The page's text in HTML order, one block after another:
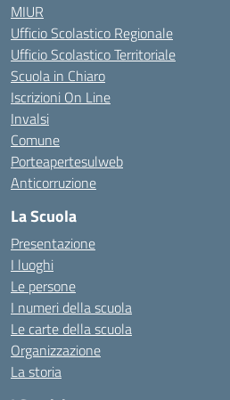
MIUR
Ufficio Scolastico Regionale
Ufficio Scolastico Territoriale
Scuola in Chiaro
Iscrizioni On Line
Invalsi
Comune
Porteapertesulweb
Anticorruzione
La Scuola
Presentazione
I luoghi
Le persone
I numeri della scuola
Le carte della scuola
Organizzazione
La storia